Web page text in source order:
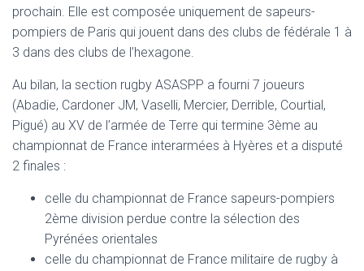
prochain. Elle est composée uniquement de sapeurs-
pompiers de Paris qui jouent dans des clubs de fédérale 1 à
3 dans des clubs de l’hexagone.
Au bilan, la section rugby ASASPP a fourni 7 joueurs
(Abadie, Cardoner JM, Vaselli, Mercier, Derrible, Courtial,
Pigué) au XV de l’armée de Terre qui termine 3ème au
championnat de France interarmées à Hyères et a disputé
2 finales :
celle du championnat de France sapeurs-pompiers
2ème division perdue contre la sélection des
Pyrénées orientales
celle du championnat de France militaire de rugby à